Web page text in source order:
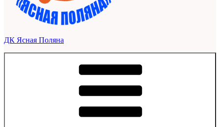
ДК Ясная Поляна